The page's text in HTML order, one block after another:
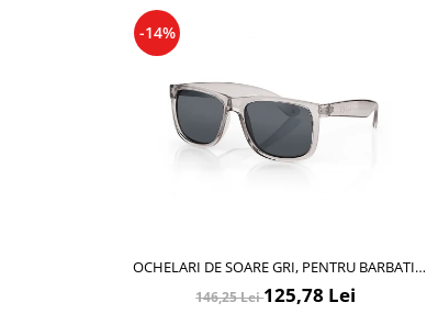
-14%
OCHELARI DE SOARE GRI, PENTRU BARBATI,
DANIEL KLEIN SUNGLASSES, DK3254-3
146,25 Lei125,78 Lei